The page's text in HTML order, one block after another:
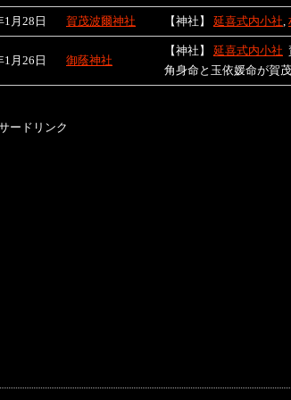
1月28日 賀茂波爾神社 【神社】 延喜式内小社,
1月26日 御蔭神社
【神社】 延喜式内小社
角身命と玉依媛命が賀
ードリンク